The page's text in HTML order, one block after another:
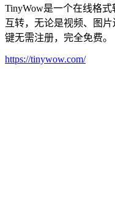
TinyWow是一个在线格
互转，无论是视频、图
键无需注册，完全免费。
https://tinywow.com/